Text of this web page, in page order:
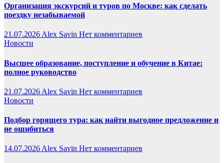
Организация экскурсий и туров по Москве: как сделать
поездку незабываемой
21.07.2026 Alex Savin Нет комментариев
Новости
Высшее образование, поступление и обучение в Китае:
полное руководство
21.07.2026 Alex Savin Нет комментариев
Новости
Подбор горящего тура: как найти выгодное предложение и
не ошибиться
14.07.2026Alex Savin Нет комментариев